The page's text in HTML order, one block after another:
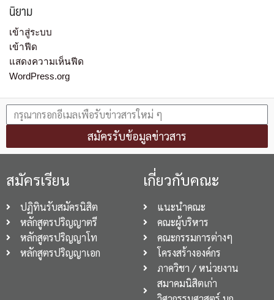
นิยาม
เข้าสู่ระบบ
เข้าฟีด
แสดงความเห็นฟีด
WordPress.org
สมัครรับข้อมูลข่าวสาร
สมัครเรียน
ปฏิทินรับสมัครนิสิต
หลักสูตรปริญญาตรี
หลักสูตรปริญญาโท
หลักสูตรปริญญาเอก
เกี่ยวกับคณะ
แนะนำคณะ
คณะผู้บริหาร
คณะกรรมการต่างๆ
โครงสร้างองค์กร
ภาควิชา / หน่วยงาน
สมาคมนิสิตเก่า